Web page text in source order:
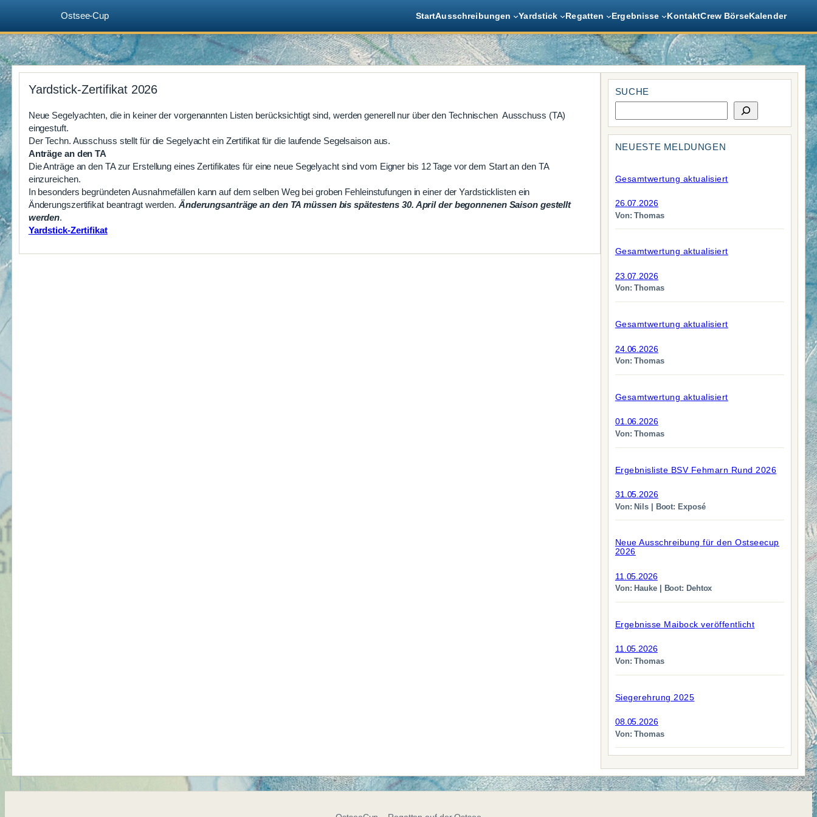
Zum
Inhalt
springen
Ostsee-Cup StartAusschreibungen Yardstick Regatten Ergebnisse KontaktCrew BörseKalender
SUCHE
u
c
h
NEUESTE MELDUNGEN
Gesamtwertung aktualisiert
26.07.2026
Von: Thomas
Gesamtwertung aktualisiert
23.07.2026
Von: Thomas
Gesamtwertung aktualisiert
24.06.2026
Von: Thomas
Gesamtwertung aktualisiert
01.06.2026
Von: Thomas
Ergebnisliste BSV Fehmarn Rund 2026
31.05.2026
Von: Nils | Boot: Exposé
Neue Ausschreibung für den Ostseecup
2026
11.05.2026
Von: Hauke | Boot: Dehtox
Ergebnisse Maibock veröffentlicht
11.05.2026
Von: Thomas
Siegerehrung 2025
08.05.2026
Von: Thomas
Yardstick-Zertifikat 2026
Neue Segelyachten, die in keiner der vorgenannten Listen berücksichtigt sind, werden generell nur über den Technischen Ausschuss (TA)
eingestuft.
Der Techn. Ausschuss stellt für die Segelyacht ein Zertifikat für die laufende Segelsaison aus.
Anträge an den TA
Die Anträge an den TA zur Erstellung eines Zertifikates für eine neue Segelyacht sind vom Eigner bis 12 Tage vor dem Start an den TA
einzureichen.
In besonders begründeten Ausnahmefällen kann auf dem selben Weg bei groben Fehleinstufungen in einer der Yardsticklisten ein
Änderungszertifikat beantragt werden. Änderungsanträge an den TA müssen bis spätestens 30. April der begonnenen Saison gestellt
werden.
Yardstick-Zertifikat